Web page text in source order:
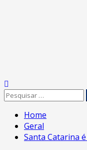
Primary
Menu
Pesquisar
Home
Geral
Santa Catarina